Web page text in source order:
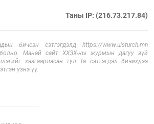
Таны IP: (216.73.217.84)
бичсэн сэтгэгдэлд https://www.ulsturch.mn
болно. Манай сайт ХХЗХ-ны журмын дагуу зүй
хязгаарласан тул Та сэтгэгдэл бичихдээ
үзнэ үү.